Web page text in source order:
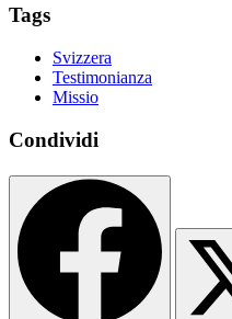
Tags
Svizzera
Testimonianza
Missio
Condividi